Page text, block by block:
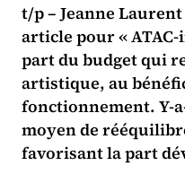
t/p – Jeanne
article pour «
part du budget qui
artistique, au
fonctionnement. Y-
moyen de
favorisant la part